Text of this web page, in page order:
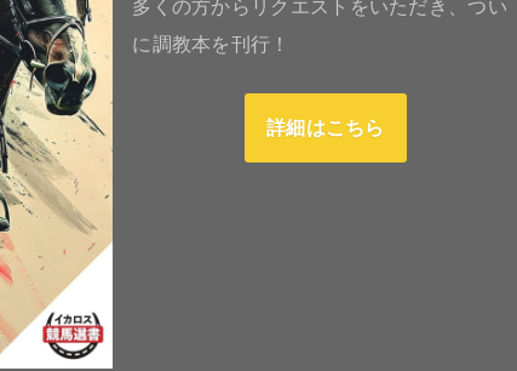
多くの方からリクエストをいただき、つい
に調教本を刊行！
詳細はこちら